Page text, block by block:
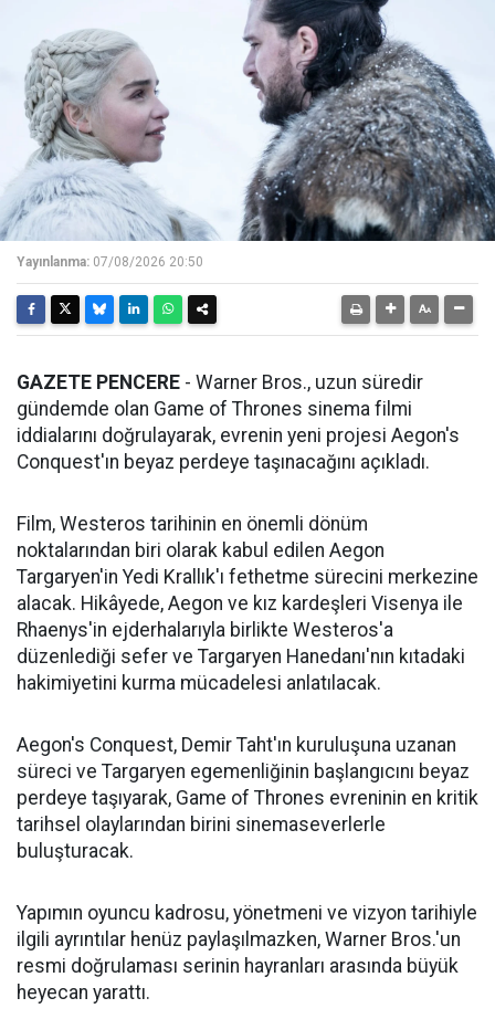
Yayınlanma: 07/08/2026 20:50
GAZETE PENCERE - Warner Bros., uzun süredir
gündemde olan Game of Thrones sinema filmi
iddialarını doğrulayarak, evrenin yeni projesi Aegon's
Conquest'ın beyaz perdeye taşınacağını açıkladı.
Film, Westeros tarihinin en önemli dönüm
noktalarından biri olarak kabul edilen Aegon
Targaryen'in Yedi Krallık'ı fethetme sürecini merkezine
alacak. Hikâyede, Aegon ve kız kardeşleri Visenya ile
Rhaenys'in ejderhalarıyla birlikte Westeros'a
düzenlediği sefer ve Targaryen Hanedanı'nın kıtadaki
hakimiyetini kurma mücadelesi anlatılacak.
Aegon's Conquest, Demir Taht'ın kuruluşuna uzanan
süreci ve Targaryen egemenliğinin başlangıcını beyaz
perdeye taşıyarak, Game of Thrones evreninin en kritik
tarihsel olaylarından birini sinemaseverlerle
buluşturacak.
Yapımın oyuncu kadrosu, yönetmeni ve vizyon tarihiyle
ilgili ayrıntılar henüz paylaşılmazken, Warner Bros.'un
resmi doğrulaması serinin hayranları arasında büyük
heyecan yarattı.